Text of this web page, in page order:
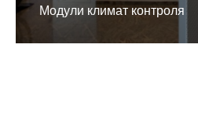
Модули климат контроля